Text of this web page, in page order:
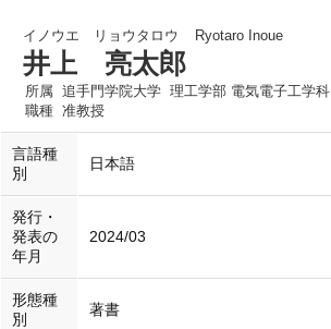
イノウエ リョウタロウ Ryotaro Inoue
井上 亮太郎
所属 追手門学院大学 理工学部 電気電子工学科
職種 准教授
言語種
別
日本語
発行・
発表の
年月
2024/03
形態種
別
著書